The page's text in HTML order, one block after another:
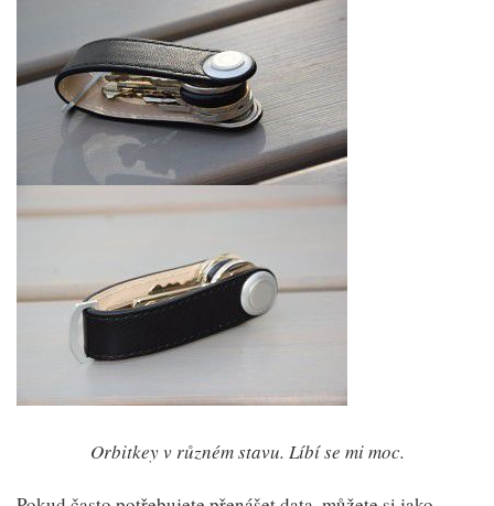
Orbitkey v různém stavu. Líbí se mi moc.